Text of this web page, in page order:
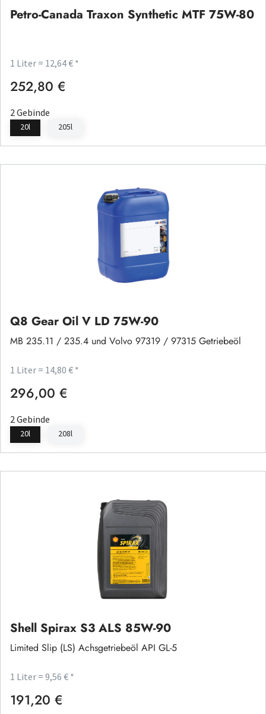
Petro-Canada Traxon Synthetic MTF 75W-80
1 Liter = 12,64 € *
Regulärer Preis:
252,80 €
2 Gebinde
20l 205l
Q8 Gear Oil V LD 75W-90
MB 235.11 / 235.4 und Volvo 97319 / 97315 Getriebeöl
1 Liter = 14,80 € *
Regulärer Preis:
296,00 €
2 Gebinde
20l 208l
Shell Spirax S3 ALS 85W-90
Limited Slip (LS) Achsgetriebeöl API GL-5
1 Liter = 9,56 € *
Regulärer Preis:
191,20 €